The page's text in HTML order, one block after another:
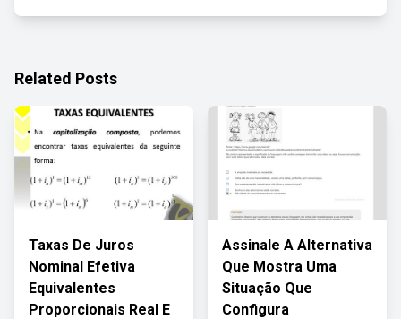
Related Posts
Taxas De Juros
Nominal Efetiva
Equivalentes
Proporcionais Real E
Assinale A Alternativa
Que Mostra Uma
Situação Que
Configura